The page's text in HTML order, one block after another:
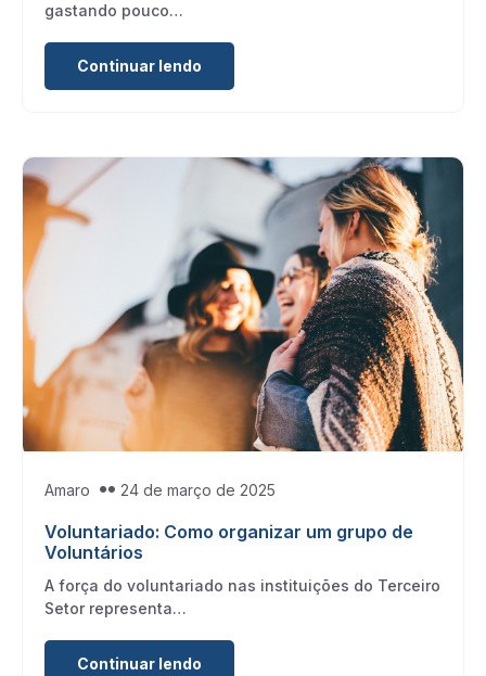
gastando pouco…
Continuar lendo
Amaro 24 de março de 2025
Voluntariado: Como organizar um grupo de
Voluntários
A força do voluntariado nas instituições do Terceiro
Setor representa…
Continuar lendo